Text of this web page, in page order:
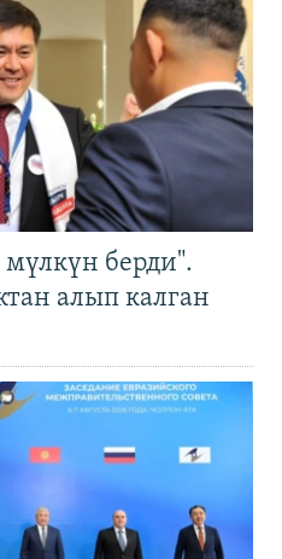
берди".
алып калган